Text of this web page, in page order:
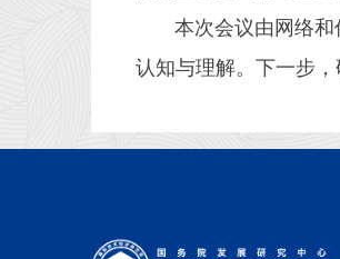
本次会议由网络和信
认知与理解。下一步